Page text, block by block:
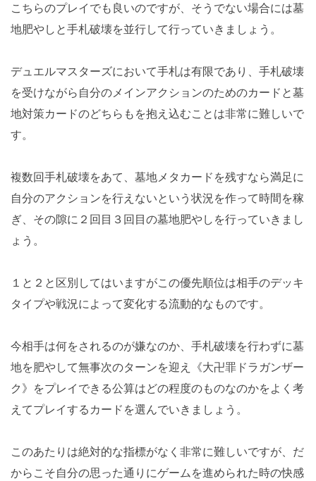
こちらのプレイでも良いのですが、そうでない場合には墓
地肥やしと手札破壊を並行して行っていきましょう。
デュエルマスターズにおいて手札は有限であり、手札破壊
を受けながら自分のメインアクションのためのカードと墓
地対策カードのどちらもを抱え込むことは非常に難しいで
す。
複数回手札破壊をあて、墓地メタカードを残すなら満足に
自分のアクションを行えないという状況を作って時間を稼
ぎ、その隙に２回目３回目の墓地肥やしを行っていきまし
ょう。
１と２と区別してはいますがこの優先順位は相手のデッキ
タイプや戦況によって変化する流動的なものです。
今相手は何をされるのが嫌なのか、手札破壊を行わずに墓
地を肥やして無事次のターンを迎え《大卍罪ドラガンザー
ク》をプレイできる公算はどの程度のものなのかをよく考
えてプレイするカードを選んでいきましょう。
このあたりは絶対的な指標がなく非常に難しいですが、だ
からこそ自分の思った通りにゲームを進められた時の快感